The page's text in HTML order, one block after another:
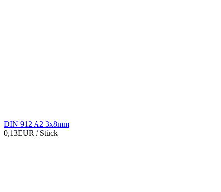
DIN 912 A2 3x8mm
0,13EUR / Stück